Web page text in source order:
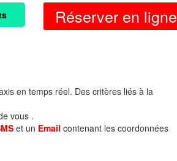
Réserver en ligne
en temps réel. Des critères liés à la
vous .
et un Email contenant les coordonnées